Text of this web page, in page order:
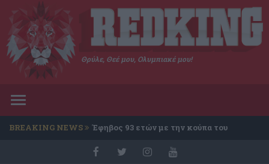
Θρύλε, Θεέ μου, Ολυμπιακέ μου!
Toggle
BREAKING NEWS Έφηβος 93 ετών με την κούπα του